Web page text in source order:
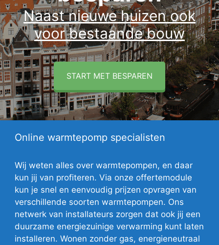
Naast nieuwe huizen ook
voor bestaande bouw
START MET BESPAREN
Online warmtepomp specialisten
Wij weten alles over warmtepompen, en daar
kun jij van profiteren. Via onze offertemodule
kun je snel en eenvoudig prijzen opvragen van
verschillende soorten warmtepompen. Ons
netwerk van installateurs zorgen dat ook jij een
duurzame energiezuinige verwarming kunt laten
installeren. Wonen zonder gas, energieneutraal